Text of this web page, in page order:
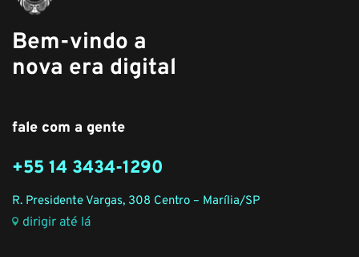
Bem-vindo a
nova era digital
fale com a gente
+55 14 3434-1290
R. Presidente Vargas, 308 Centro – Marília/SP
dirigir até lá